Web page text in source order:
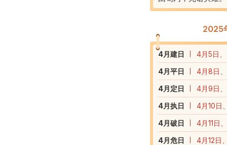
2025
4月建日
4月5日
4月平日
4月8日
4月定日
4月9日
4月执日
4月10日
4月破日
4月11日
4月危日
4月12日